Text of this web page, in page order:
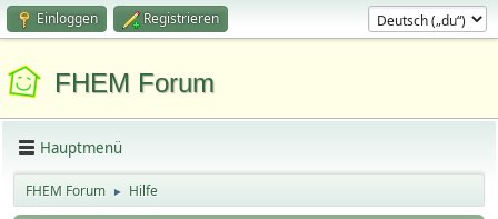
Einloggen Registrieren
FHEM Forum
Hauptmenü
FHEM Forum ► Hilfe